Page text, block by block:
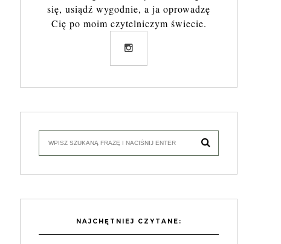
się, usiądź wygodnie, a ja oprowadzę
Cię po moim czytelniczym świecie.
NAJCHĘTNIEJ CZYTANE: